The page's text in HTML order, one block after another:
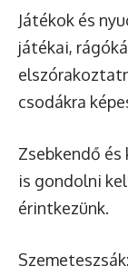
Játékok és
játékai,
csodákra
Zsebkendő
is gondolni
érintkezünk.